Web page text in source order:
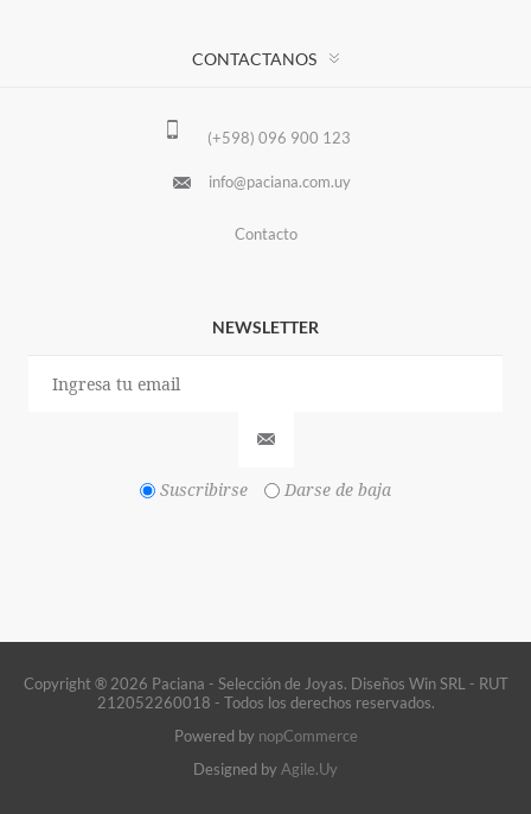
CONTACTANOS
(+598) 096 900 123
info@paciana.com.uy
Contacto
NEWSLETTER
Suscribirse Darse de baja
Copyright ® 2026 Paciana - Selección de Joyas. Diseños Win SRL - RUT
212052260018 - Todos los derechos reservados.
Powered by nopCommerce
Designed byAgile.Uy